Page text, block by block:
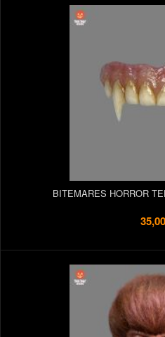
BITEMARES HORROR